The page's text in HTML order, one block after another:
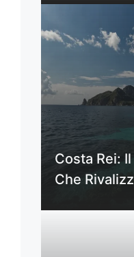
Costa Rei:
Che